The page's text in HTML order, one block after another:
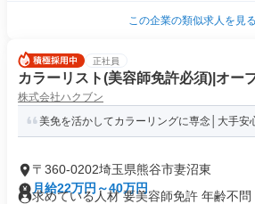
この企業の類似求人を見る
正社員
カラーリスト(美容師免許必須)|オー
株式会社ハクブン
美免を活かしてカラーリングに専念│大手安
〒360-0202埼玉県熊谷市妻沼東
月給22万円～40万円
求めている人材 要美容師免許 年齢不